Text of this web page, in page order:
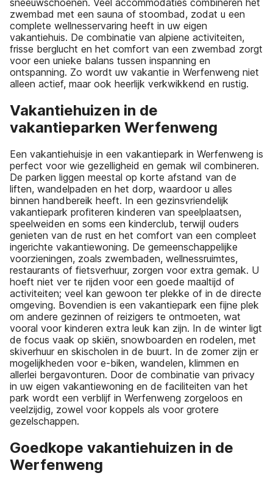
zwembad met een sauna of stoombad, zodat u een
complete wellnesservaring heeft in uw eigen
vakantiehuis. De combinatie van alpiene activiteiten,
frisse berglucht en het comfort van een zwembad zorgt
voor een unieke balans tussen inspanning en
ontspanning. Zo wordt uw vakantie in Werfenweng niet
alleen actief, maar ook heerlijk verkwikkend en rustig.
Vakantiehuizen in de
vakantieparken Werfenweng
Een vakantiehuisje in een vakantiepark in Werfenweng is
perfect voor wie gezelligheid en gemak wil combineren.
De parken liggen meestal op korte afstand van de
liften, wandelpaden en het dorp, waardoor u alles
binnen handbereik heeft. In een gezinsvriendelijk
vakantiepark profiteren kinderen van speelplaatsen,
speelweiden en soms een kinderclub, terwijl ouders
genieten van de rust en het comfort van een compleet
ingerichte vakantiewoning. De gemeenschappelijke
voorzieningen, zoals zwembaden, wellnessruimtes,
restaurants of fietsverhuur, zorgen voor extra gemak. U
hoeft niet ver te rijden voor een goede maaltijd of
activiteiten; veel kan gewoon ter plekke of in de directe
omgeving. Bovendien is een vakantiepark een fijne plek
om andere gezinnen of reizigers te ontmoeten, wat
vooral voor kinderen extra leuk kan zijn. In de winter ligt
de focus vaak op skiën, snowboarden en rodelen, met
skiverhuur en skischolen in de buurt. In de zomer zijn er
mogelijkheden voor e-biken, wandelen, klimmen en
allerlei bergavonturen. Door de combinatie van privacy
in uw eigen vakantiewoning en de faciliteiten van het
park wordt een verblijf in Werfenweng zorgeloos en
veelzijdig, zowel voor koppels als voor grotere
gezelschappen.
Goedkope vakantiehuizen in de
Werfenweng